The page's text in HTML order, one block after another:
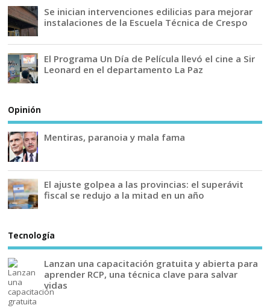
Se inician intervenciones edilicias para mejorar
instalaciones de la Escuela Técnica de Crespo
El Programa Un Día de Película llevó el cine a Sir
Leonard en el departamento La Paz
Opinión
Mentiras, paranoia y mala fama
El ajuste golpea a las provincias: el superávit
fiscal se redujo a la mitad en un año
Tecnología
Lanzan una capacitación gratuita y abierta para
aprender RCP, una técnica clave para salvar
vidas